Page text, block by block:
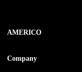
AMERICO
HOME
Company